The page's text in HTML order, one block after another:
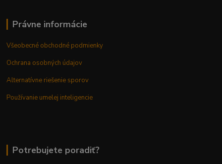
Právne informácie
Všeobecné obchodné podmienky
Ochrana osobných údajov
Alternatívne riešenie sporov
Používanie umelej inteligencie
Potrebujete poradiť?